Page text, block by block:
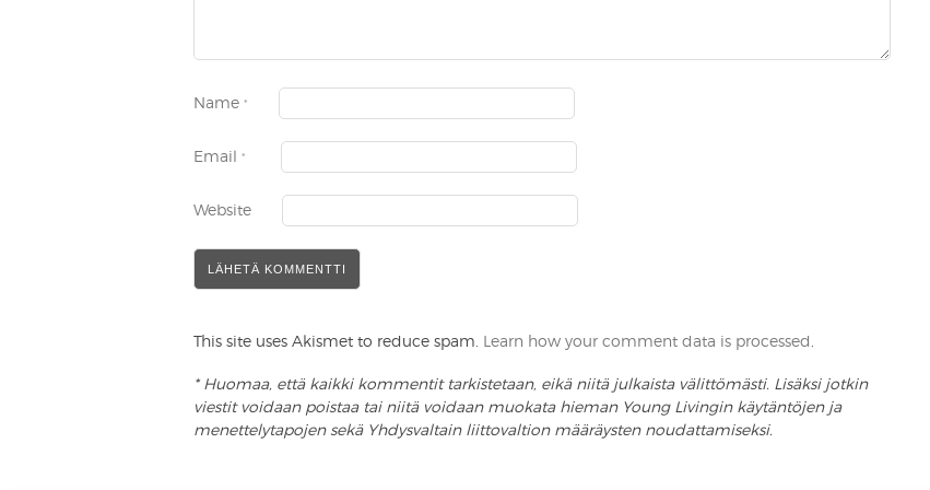
Name *
Email *
Website
This site uses Akismet to reduce spam. Learn how your comment data is processed .
* Huomaa, että kaikki kommentit tarkistetaan, eikä niitä julkaista välittömästi. Lisäksi jotkin
viestit voidaan poistaa tai niitä voidaan muokata hieman Young Livingin käytäntöjen ja
menettelytapojen sekä Yhdysvaltain liittovaltion määräysten noudattamiseksi.